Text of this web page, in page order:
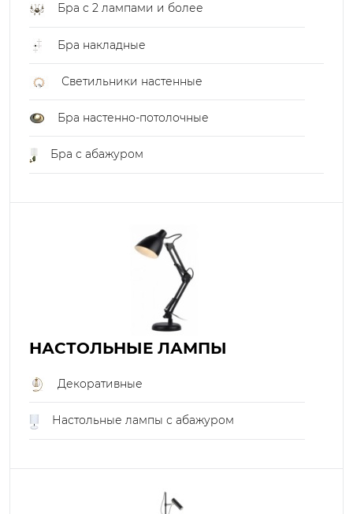
Бра с 2 лампами и более
Бра накладные
Светильники настенные
Бра настенно-потолочные
Бра с абажуром
НАСТОЛЬНЫЕ ЛАМПЫ
Декоративные
Настольные лампы с абажуром